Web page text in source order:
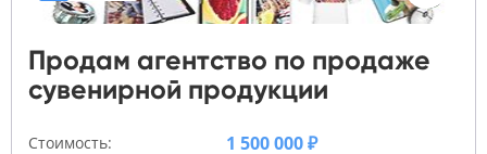
Продам агентство по продаже
сувенирной продукции
Стоимость: 1 500 000 ₽